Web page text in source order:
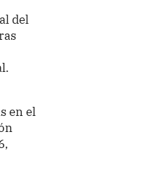
del
en el